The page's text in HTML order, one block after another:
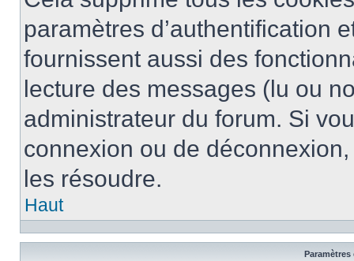
paramètres d’authentification
fournissent aussi des
lecture des messages (lu ou
administrateur du forum. Si
connexion ou de
les résoudre.
Haut
Paramètres